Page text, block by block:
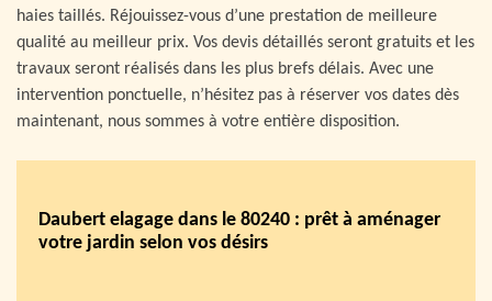
haies taillés. Réjouissez-vous d’une prestation de meilleure
qualité au meilleur prix. Vos devis détaillés seront gratuits et les
travaux seront réalisés dans les plus brefs délais. Avec une
intervention ponctuelle, n’hésitez pas à réserver vos dates dès
maintenant, nous sommes à votre entière disposition.
Daubert elagage dans le 80240 : prêt à aménager
votre jardin selon vos désirs